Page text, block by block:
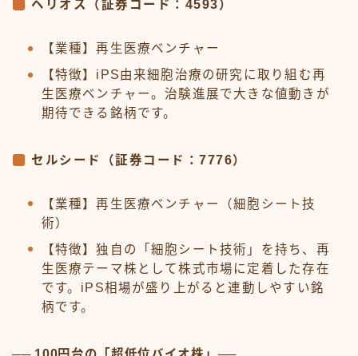
ヘリオス（証券コード：4593）
【業種】再生医療ベンチャー
【特徴】iPS由来細胞治療の研究に取り組む再
生医療ベンチャー。治験進展で大きな値動きが
期待できる銘柄です。
セルシード（証券コード：7776）
【業種】再生医療ベンチャー（細胞シート技
術）
【特徴】独自の「細胞シート技術」を持ち、再
生医療テーマ株として株式市場に定着した存在
です。iPS相場が盛り上がると連動しやすい銘
柄です。